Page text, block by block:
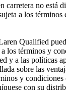
carretera no está
a los términos
Qualified
los términos y
y a las políticas
sobre las
y
con su